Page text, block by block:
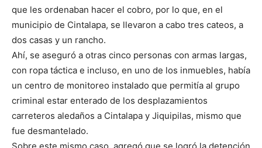
que les ordenaban hacer el cobro, por lo que, en el
municipio de Cintalapa, se llevaron a cabo tres cateos, a
dos casas y un rancho.
Ahí, se aseguró a otras cinco personas con armas largas,
con ropa táctica e incluso, en uno de los inmuebles, había
un centro de monitoreo instalado que permitía al grupo
criminal estar enterado de los desplazamientos
carreteros aledaños a Cintalapa y Jiquipilas, mismo que
fue desmantelado.